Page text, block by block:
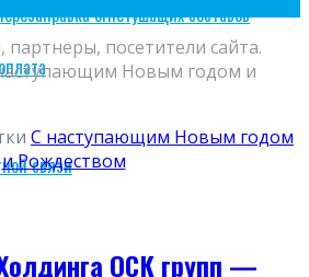
огнетушащих составов
связи
посетители сайта.
Новым годом и
C наступающим Новым годом
и Рождеством
ОСК групп —